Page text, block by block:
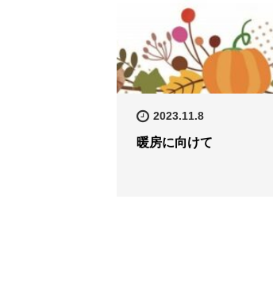
2023.11.8
暖房に向けて